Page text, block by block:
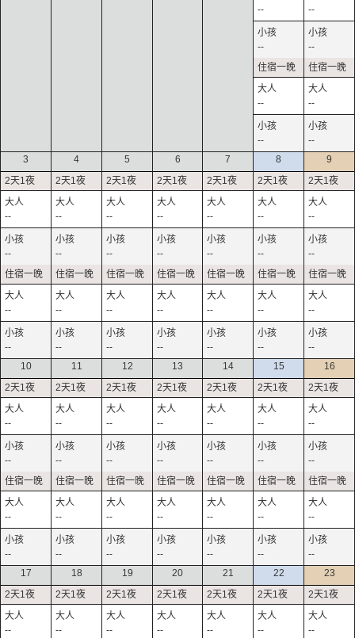
--
--
--
--
--
--
--
--
3
--
--
--
--
4
--
--
--
--
5
--
--
--
--
6
--
--
--
--
7
--
--
--
--
8
--
--
--
--
9
--
--
--
--
10
--
--
--
--
11
--
--
--
--
12
--
--
--
--
13
--
--
--
--
14
--
--
--
--
15
--
--
--
--
16
--
--
--
--
17
--
18
--
19
--
20
--
21
--
22
--
23
--